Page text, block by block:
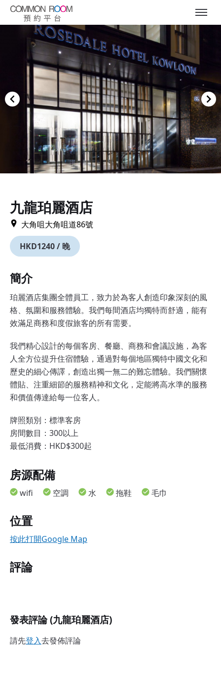
九龍珀麗酒店
大角咀大角咀道86號
HKD1240 / 晚
簡介
珀麗酒店集團全體員工，致力於為客人創造印象深刻的風
格、氛圍和服務體驗。我們每間酒店均獨特而舒適，能有
效滿足商務和度假旅客的所有需要。
我們精心設計的每個客房、餐廳、商務和會議設施，為客
人全方位提升住宿體驗，通過對每個地區獨特中國文化和
歷史的細心傳譯，創造出獨一無二的難忘體驗。我們關懷
體貼、注重細節的服務精神和文化，定能將高水準的服務
和價值傳達給每一位客人。
牌照類別：標準客房
房間數目：300以上
最低消費：HKD$300起
房源配備
wifi 空調 水 拖鞋 毛巾
位置
按此打開Google Map
評論
發表評論 (九龍珀麗酒店)
請先登入去發佈評論